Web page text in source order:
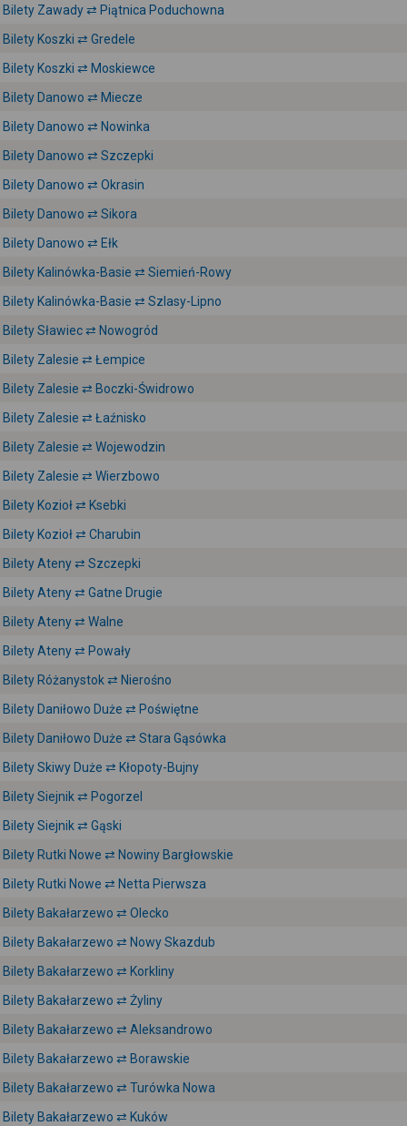
Bilety Zawady ⇄ Piątnica Poduchowna
Bilety Koszki ⇄ Gredele
Bilety Koszki ⇄ Moskiewce
Bilety Danowo ⇄ Miecze
Bilety Danowo ⇄ Nowinka
Bilety Danowo ⇄ Szczepki
Bilety Danowo ⇄ Okrasin
Bilety Danowo ⇄ Sikora
Bilety Danowo ⇄ Ełk
Bilety Kalinówka-Basie ⇄ Siemień-Rowy
Bilety Kalinówka-Basie ⇄ Szlasy-Lipno
Bilety Sławiec ⇄ Nowogród
Bilety Zalesie ⇄ Łempice
Bilety Zalesie ⇄ Boczki-Świdrowo
Bilety Zalesie ⇄ Łaźnisko
Bilety Zalesie ⇄ Wojewodzin
Bilety Zalesie ⇄ Wierzbowo
Bilety Kozioł ⇄ Ksebki
Bilety Kozioł ⇄ Charubin
Bilety Ateny ⇄ Szczepki
Bilety Ateny ⇄ Gatne Drugie
Bilety Ateny ⇄ Walne
Bilety Ateny ⇄ Powały
Bilety Różanystok ⇄ Nierośno
Bilety Daniłowo Duże ⇄ Poświętne
Bilety Daniłowo Duże ⇄ Stara Gąsówka
Bilety Skiwy Duże ⇄ Kłopoty-Bujny
Bilety Siejnik ⇄ Pogorzel
Bilety Siejnik ⇄ Gąski
Bilety Rutki Nowe ⇄ Nowiny Bargłowskie
Bilety Rutki Nowe ⇄ Netta Pierwsza
Bilety Bakałarzewo ⇄ Olecko
Bilety Bakałarzewo ⇄ Nowy Skazdub
Bilety Bakałarzewo ⇄ Korkliny
Bilety Bakałarzewo ⇄ Żyliny
Bilety Bakałarzewo ⇄ Aleksandrowo
Bilety Bakałarzewo ⇄ Borawskie
Bilety Bakałarzewo ⇄ Turówka Nowa
Bilety Bakałarzewo ⇄ Kuków